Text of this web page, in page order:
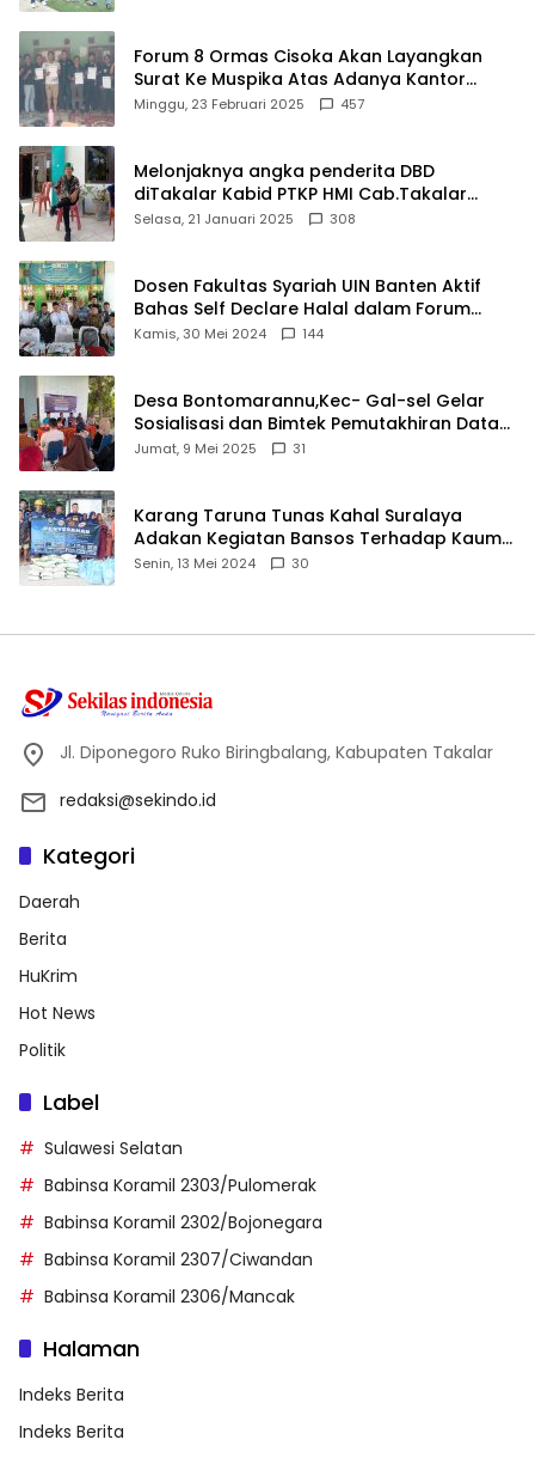
Forum 8 Ormas Cisoka Akan Layangkan
Surat Ke Muspika Atas Adanya Kantor
Matel di Cisoka
Minggu, 23 Februari 2025 457
Melonjaknya angka penderita DBD
diTakalar Kabid PTKP HMI Cab.Takalar
angkat bicara
Selasa, 21 Januari 2025 308
Dosen Fakultas Syariah UIN Banten Aktif
Bahas Self Declare Halal dalam Forum
Ijtima Ulama MUI
Kamis, 30 Mei 2024 144
Desa Bontomarannu,Kec- Gal-sel Gelar
Sosialisasi dan Bimtek Pemutakhiran Data
ID
Jumat, 9 Mei 2025 31
Karang Taruna Tunas Kahal Suralaya
Adakan Kegiatan Bansos Terhadap Kaum
Dhuafa dan Anak Yatim-Piatu
Senin, 13 Mei 2024 30
Jl. Diponegoro Ruko Biringbalang, Kabupaten Takalar
redaksi@sekindo.id
Kategori
Daerah
Berita
HuKrim
Hot News
Politik
Label
Sulawesi Selatan
Babinsa Koramil 2303/Pulomerak
Babinsa Koramil 2302/Bojonegara
Babinsa Koramil 2307/Ciwandan
Babinsa Koramil 2306/Mancak
Halaman
Indeks Berita
Indeks Berita